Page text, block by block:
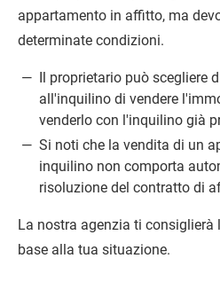
appartamento in affitto, ma
determinate condizioni.
Il proprietario può scegliere
all'inquilino di vendere
venderlo con l'inquilino già
Si noti che la vendita di un
inquilino non comporta
risoluzione del contratto di
La nostra agenzia ti consiglierà
base alla tua situazione.